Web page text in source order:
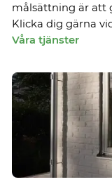
målsättning är att
Klicka dig gärna
Våra tjänster